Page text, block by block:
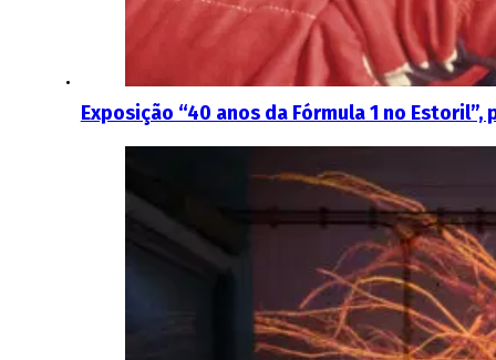
Exposição “40 anos da Fórmula 1 no